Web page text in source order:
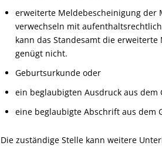
erweiterte Meldebescheinigung der
verwechseln mit
kann das Standesamt die
genügt nicht.
Geburtsurkunde oder
ein beglaubigten Ausdruck aus
eine beglaubigte Abschrift aus dem
Die zuständige Stelle kann weitere